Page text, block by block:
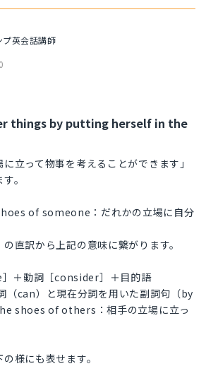
プ英会話講師
things by putting herself in the
に立って物事を考えることができます」
。
of someone：だれかの立場に自分
直訳から上記の意味に繋がります。
＋動詞［consider］＋目的語
（can）と現在分詞を用いた副詞句（by
shoes of others：相手の立場に立っ
様にも表せます。